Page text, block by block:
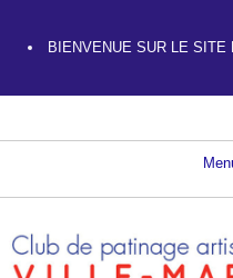
BIENVENUE SUR LE SITE